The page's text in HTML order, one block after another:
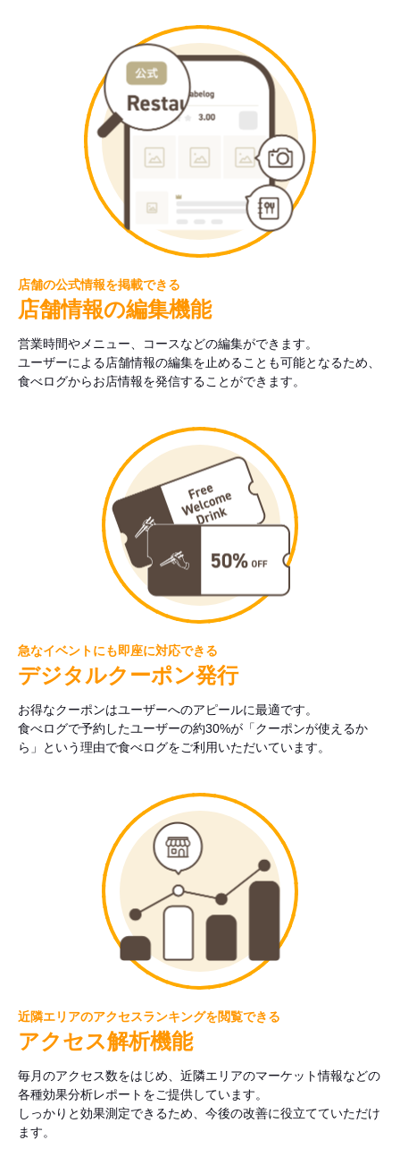
店舗の公式情報を掲載できる
店舗情報の編集機能
営業時間やメニュー、コースなどの編集ができます。
ユーザーによる店舗情報の編集を止めることも可能となるため、
食べログからお店情報を発信することができます。
急なイベントにも即座に対応できる
デジタルクーポン発行
お得なクーポンはユーザーへのアピールに最適です。
食べログで予約したユーザーの約30%が「クーポンが使えるか
ら」という理由で食べログをご利用いただいています。
近隣エリアのアクセスランキングを閲覧できる
アクセス解析機能
毎月のアクセス数をはじめ、近隣エリアのマーケット情報などの
各種効果分析レポートをご提供しています。
しっかりと効果測定できるため、今後の改善に役立てていただけ
ます。